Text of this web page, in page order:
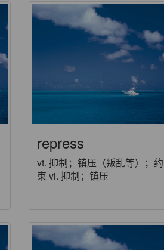
repress
vt. 抑制；镇压（叛乱等）；约
束 vi. 抑制；镇压